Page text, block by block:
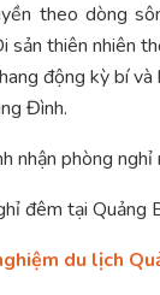
theo dòng
sản thiên nhiên
động kỳ bí và
Đình.
nhận phòng nghỉ
đêm tại Quảng
du lịch